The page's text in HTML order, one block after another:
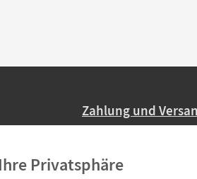
Zahlung und
Ab 59,– EUR
Privatsphäre